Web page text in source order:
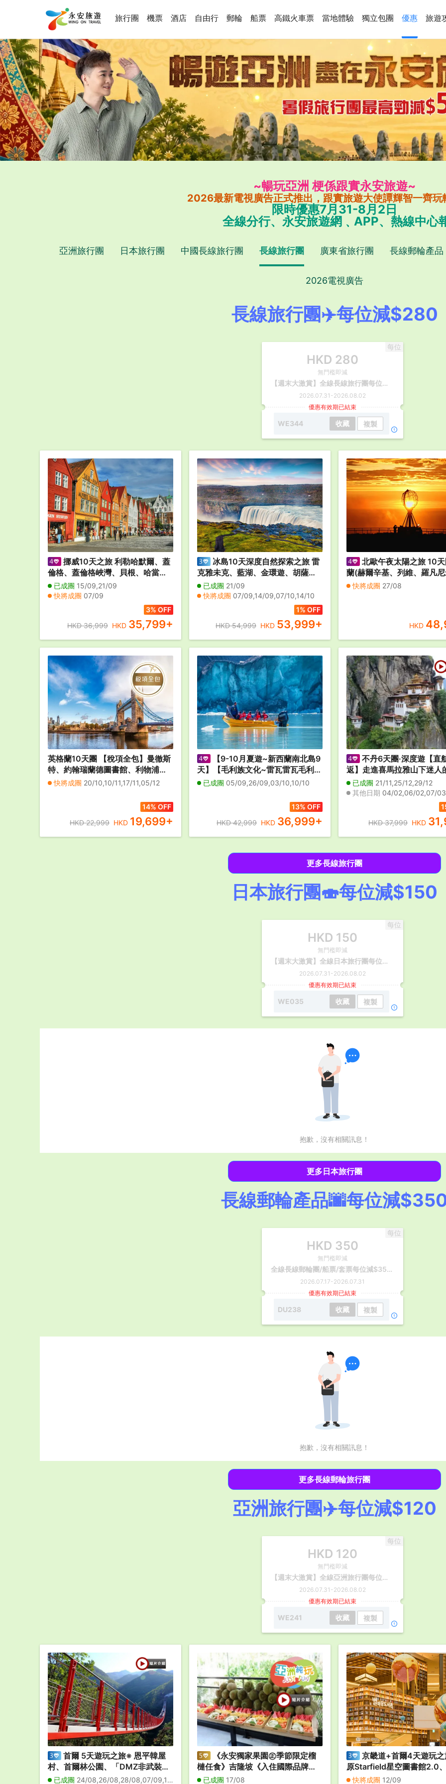
旅行團 機票 酒店 自由行 郵輪 船票 高鐵火車票 當地體驗 獨立包團 優惠 旅遊
~暢玩亞洲 梗係跟實永安旅遊~
2026最新電視廣告正式推出，跟實旅遊大使譚輝智一齊玩
限時優惠7月31-8月2日
全線分行、永安旅遊網﹑APP、熱線中心
亞洲旅行團 日本旅行團 中國長線旅行團 長線旅行團 廣東省旅行團 長線郵輪產品
2026電視廣告
長線旅行團✈️每位減$280
HKD 280
無門檻即減
【週末大激賞】全線長線旅行團每位減$280
2026.07.31 -2026.08.02
每位
優惠有效期已結束
WE344 收藏 複製
挪威10天之旅 利勒哈默爾、蓋
倫格、蓋倫格峽灣、貝根、哈當厄
峽灣、菲爾鈴瀑布、奧斯陸
已成團 15/09,21/09
快將成團 07/09
3% OFF
HKD 36,999 HKD 35,799+
冰島10天深度自然探索之旅 雷
克雅未克、藍湖、金環遊、胡薩維
克、米湖區、阿克雷里、傑古沙龍
冰河湖、大西洋觀鯨之旅【全包
已成團 21/09
快將成團 07/09,14/09,07/10,14/10
1% OFF
HKD 54,999 HKD 53,999+
北歐午夜太陽之旅 10
蘭(赫爾辛基、列維、羅凡
典(斯德哥爾摩)、挪威(奧斯
快將成團 27/08
HKD
英格蘭10天團 【稅項全包】曼徹斯
特、約翰瑞蘭德圖書館、利物浦大
教堂、切斯特、東門鐘塔、伯明
津、倫敦、聖保羅大教堂、大笨
快將成團 20/10,10/11,17/11,05/12
14% OFF
HKD 22,999 HKD 19,699+
【9-10月夏遊~新西蘭南北島9
天】【毛利族文化~雷瓦雷瓦毛利村
導覽、乘坐塔斯曼冰川船】【觀星
瓦爾特峰高原牧場豐富午餐/前往著
名懷托摩鐘乳石及螢火蟲洞
已成團 05/09,26/09,03/10,10/10
13% OFF
HKD 42,999 HKD 36,999+
不丹6天團·深度遊【直
返】走進喜馬拉雅山下迷人
格里拉」/到訪世界十大寺
虎穴寺/親身體驗試穿不丹
及製作獨一無二的個人頭像
觀最華麗及浪漫的普納卡宗
全包】
已成團 21/11,25/12,29/12
其他日期 04/02,06/02,07/03,24/03,26/03,03/04,13/05,29/06,21/
HKD 37,999 HKD
更多長線旅行團
日本旅行團🍣每位減$150
HKD 150
無門檻即減
【週末大激賞】全線日本旅行團每位減$150
2026.07.31 -2026.08.02
每位
優惠有效期已結束
WE035 收藏 複製
抱歉，沒有相關訊息！
更多日本旅行團
長線郵輪產品🌆每位減
HKD 350
無門檻即減
全線長線郵輪團/船票/套票每位減$350【郵輪中心開幕優惠】
2026.07.17-2026.07.31
每位
優惠有效期已結束
DU238 收藏 複製
抱歉，沒有相關訊息！
更多長線郵輪旅行團
亞洲旅行團✈️每位減$120
HKD 120
無門檻即減
【週末大激賞】全線亞洲旅行團每位減$120
2026.07.31 -2026.08.02
每位
優惠有效期已結束
WE241 收藏 複製
首爾 5天遊玩之旅※ 恩平韓屋
村、首爾林公園、「DMZ非武裝地
帶」臨津閣展望臺~和平Nuri公園~
已成團 24/08,26/08,28/08,07/09,16/09
《永安獨家果園㊣季節限定榴
槤任食》吉隆坡《入住國際品牌五
星級~文華東方酒店Mandarin
已成團 17/08
京畿道+首爾4天遊玩
原Starfield星空圖書館2.0
屋村、「DMZ非武裝地帶
快將成團 12/09